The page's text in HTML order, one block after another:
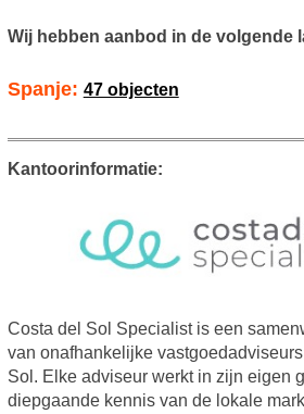
Wij hebben aanbod in de volgende
Spanje: 47 objecten
Kantoorinformatie:
Costa del Sol Specialist is een
van onafhankelijke
Sol. Elke adviseur werkt in zijn eigen
diepgaande kennis van de lokale